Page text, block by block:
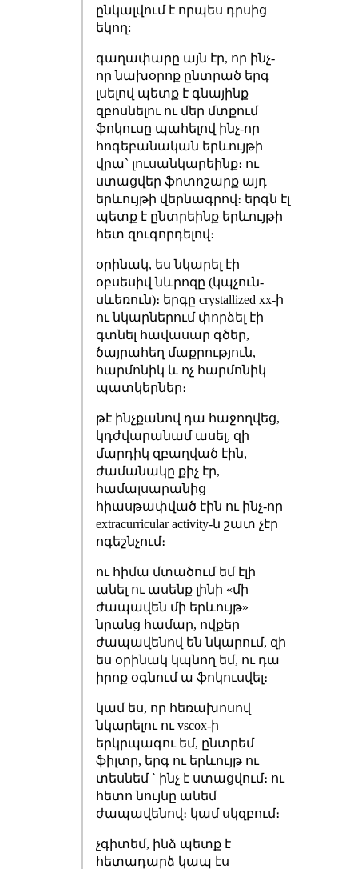
ընկալվում է որպես դրսից
եկող:
գաղափարը այն էր, որ ինչ-
որ նախօրոք ընտրած երգ
լսելով պետք է գնայինք
զբոսնելու ու մեր մտքում
ֆոկուսը պահելով ինչ-որ
հոգեբանական երևույթի
վրա` լուսանկարեինք։ ու
ստացվեր ֆոտոշարք այդ
երևույթի վերնագրով։ երգն էլ
պետք է ընտրեինք երևույթի
հետ զուգորդելով։
օրինակ, ես նկարել էի
օբսեսիվ նևրոզը (կպչուն-
սևեռուն)։ երգը crystallized xx-ի
ու նկարներում փորձել էի
գտնել հավասար գծեր,
ծայրահեղ մաքրություն,
հարմոնիկ և ոչ հարմոնիկ
պատկերներ։
թէ ինչքանով դա հաջողվեց,
կդժվարանամ ասել, զի
մարդիկ զբաղված էին,
ժամանակը քիչ էր,
համալսարանից
հիասթափված էին ու ինչ-որ
extracurricular activity-ն շատ չէր
ոգեշնչում։
ու հիմա մտածում եմ էլի
անել ու ասենք լինի «մի
ժապավեն մի երևույթ»
նրանց համար, ովքեր
ժապավենով են նկարում, զի
ես օրինակ կպնող եմ, ու դա
իրոք օգնում ա ֆոկուսվել։
կամ ես, որ հեռախոսով
նկարելու ու vscox-ի
երկրպագու եմ, ընտրեմ
ֆիլտր, երգ ու երևույթ ու
տեսնեմ ` ինչ է ստացվում։ ու
հետո նույնը անեմ
ժապավենով։ կամ սկզբում։
չգիտեմ, ինձ պետք է
հետադարձ կապ էս